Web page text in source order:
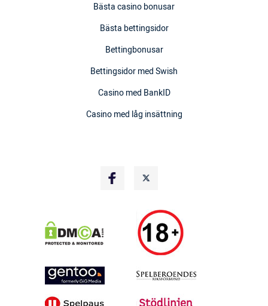
Bästa casino bonusar
Bästa bettingsidor
Bettingbonusar
Bettingsidor med Swish
Casino med BankID
Casino med låg insättning